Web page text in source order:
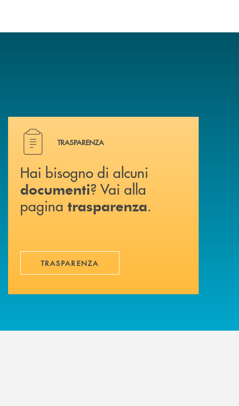
Hai bisogno di alcuni documenti ? Vai alla pagina
TRASPARENZA
Hai bisogno di alcuni
documenti? Vai alla
pagina trasparenza.
TRASPARENZA